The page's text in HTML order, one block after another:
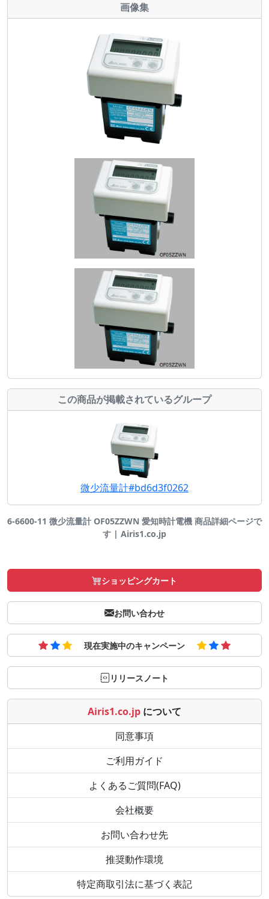
画像集
この商品が掲載されているグループ
微少流量計#bd6d3f0262
6-6600-11 微少流量計 OF05ZZWN 愛知時計電機 商品詳細ページで
す | Airis1.co.jp
ショッピングカート
お問い合わせ
現在実施中のキャンペーン
リリースノート
Airis1.co.jp について
同意事項
ご利用ガイド
よくあるご質問(FAQ)
会社概要
お問い合わせ先
推奨動作環境
特定商取引法に基づく表記